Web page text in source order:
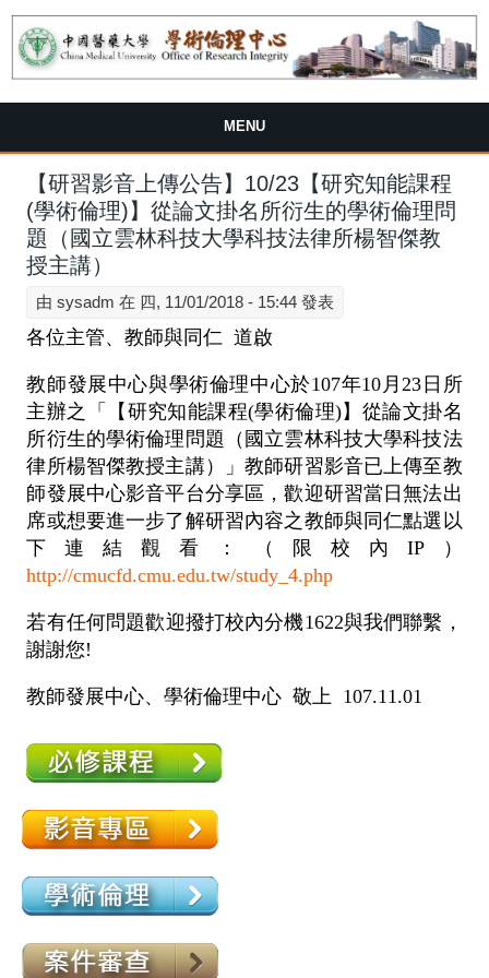
MENU
【研習影音上傳公告】10/23【研究知能課程
(學術倫理)】從論文掛名所衍生的學術倫理問
題（國立雲林科技大學科技法律所楊智傑教
授主講）
由sysadm 在 四, 11/01/2018 - 15:44 發表
各位主管、教師與同仁 道啟
教師發展中心與學術倫理中心於107年10月23日所
主辦之「【研究知能課程(學術倫理)】從論文掛名
所衍生的學術倫理問題（國立雲林科技大學科技法
律所楊智傑教授主講）」教師研習影音已上傳至教
師發展中心影音平台分享區，歡迎研習當日無法出
席或想要進一步了解研習內容之教師與同仁點選以
下連結觀看：（限校內IP）
http://cmucfd.cmu.edu.tw/study_4.php
若有任何問題歡迎撥打校內分機1622與我們聯繫，
謝謝您!
教師發展中心、學術倫理中心 敬上 107.11.01